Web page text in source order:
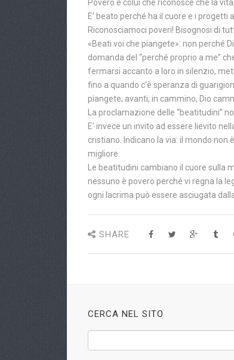
Povero è colui che riconosce che la
E’ beato perché ha il cuore e i progetti
Riconosciamoci poveri! Bisognosi di
«Beati voi che piangete»: non perché
domanda del “perché proprio a me”
fermarsi accanto a loro in silenzio,
fino a quando c’è speranza di
piangete; avanti, in cammino, Dio
La proclamazione delle “beatitudini”
E’ invece un invito ad essere lievito
cristiano. Indicano la via: il mondo non
migliore.
Le beatitudini cambiano il cuore sulla
nessuno è povero perché vi regna la
ogni lacrima può essere asciugata
SHARE
CERCA NEL SITO